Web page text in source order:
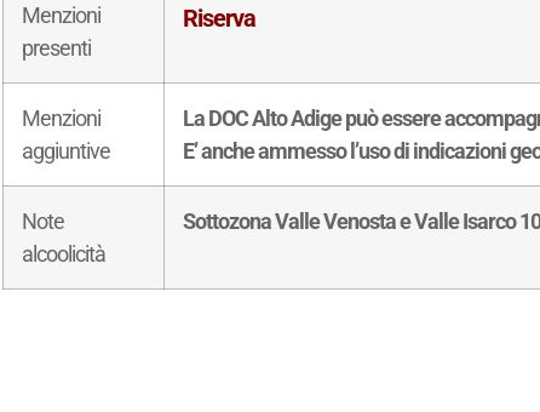
Menzioni
presenti
Riserva
Menzioni
aggiuntive
La DOC Alto Adige può essere
E’ anche ammesso l’uso di indicazioni
Note
alcoolicità
Sottozona Valle Venosta e Valle Isarco